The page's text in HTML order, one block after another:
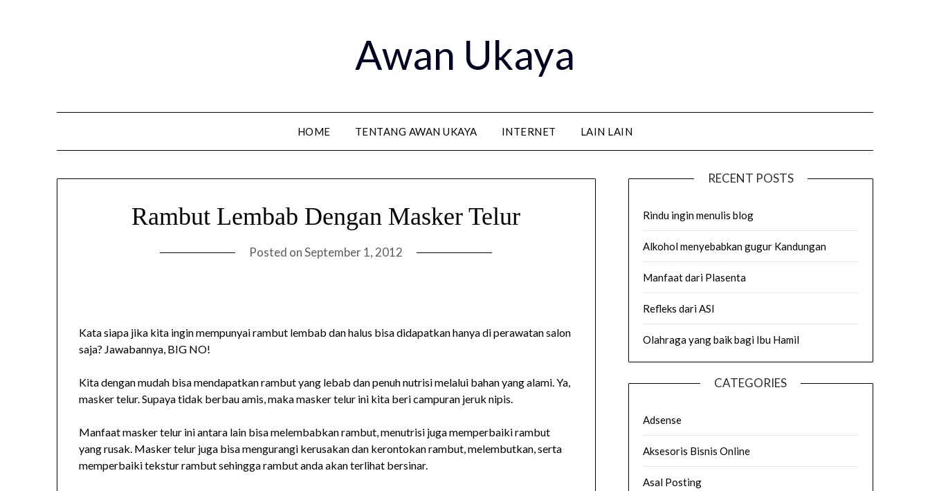
Awan Ukaya
HOME TENTANG AWAN UKAYA INTERNET LAIN LAIN
Rambut Lembab Dengan Masker Telur
Posted onSeptember 1, 2012
Kata siapa jika kita ingin mempunyai rambut lembab dan halus bisa didapatkan hanya di perawatan salon
saja? Jawabannya, BIG NO!
Kita dengan mudah bisa mendapatkan rambut yang lebab dan penuh nutrisi melalui bahan yang alami. Ya,
masker telur. Supaya tidak berbau amis, maka masker telur ini kita beri campuran jeruk nipis.
Manfaat masker telur ini antara lain bisa melembabkan rambut, menutrisi juga memperbaiki rambut
yang rusak. Masker telur juga bisa mengurangi kerusakan dan kerontokan rambut, melembutkan, serta
memperbaiki tekstur rambut sehingga rambut anda akan terlihat bersinar.
RECENT POSTS
Rindu ingin menulis blog
Alkohol menyebabkan gugur Kandungan
Manfaat dari Plasenta
Refleks dari ASI
Olahraga yang baik bagi Ibu Hamil
CATEGORIES
Adsense
Aksesoris Bisnis Online
Asal Posting